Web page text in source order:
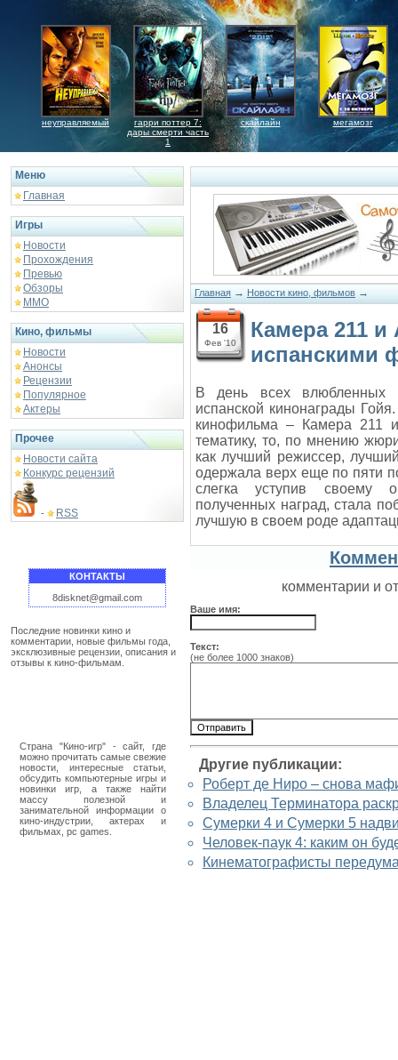
неуправляемый
гарри поттер 7:
дары смерти часть
1
скайлайн мегамозг
Меню
Главная
Игры
Новости
Прохождения
Превью
Обзоры
ММО
Кино, фильмы
Новости
Анонсы
Рецензии
Популярное
Актеры
Прочее
Новости сайта
Конкурс рецензий
- RSS
КОНТАКТЫ
8disknet@gmail.com
Последние новинки кино и
комментарии, новые фильмы года,
эксклюзивные рецензии, описания и
отзывы к кино-фильмам.
Страна "Кино-игр" - сайт, где
можно прочитать самые свежие
новости, интересные статьи,
обсудить компьютерные игры и
новинки игр, а также найти
массу полезной и
занимательной информации о
кино-индустрии, актерах и
фильмах, pc games.
Главная → Новости кино, фильмов →
16
Фев '10
Камера 211
испанскими
В день всех влюбленных
испанской кинонаграды
кинофильма – Камера 211
тематику, то, по мнению
как лучший режиссер,
одержала верх еще по пяти
слегка уступив своему
полученных наград, стала
лучшую в своем роде
комментарии и
Ваше имя:
Текст:
(не более 1000 знаков)
Другие публикации:
Роберт де Ниро – снова
Владелец Терминатора
Сумерки 4 и Сумерки 5
Человек-паук 4: каким он
Кинематографисты